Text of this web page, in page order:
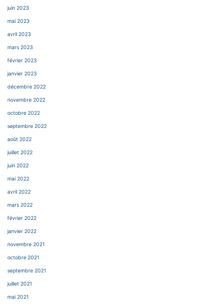
juin 2023
mai 2023
avril 2023
mars 2023
février 2023
janvier 2023
décembre 2022
novembre 2022
octobre 2022
septembre 2022
août 2022
juillet 2022
juin 2022
mai 2022
avril 2022
mars 2022
février 2022
janvier 2022
novembre 2021
octobre 2021
septembre 2021
juillet 2021
mai 2021